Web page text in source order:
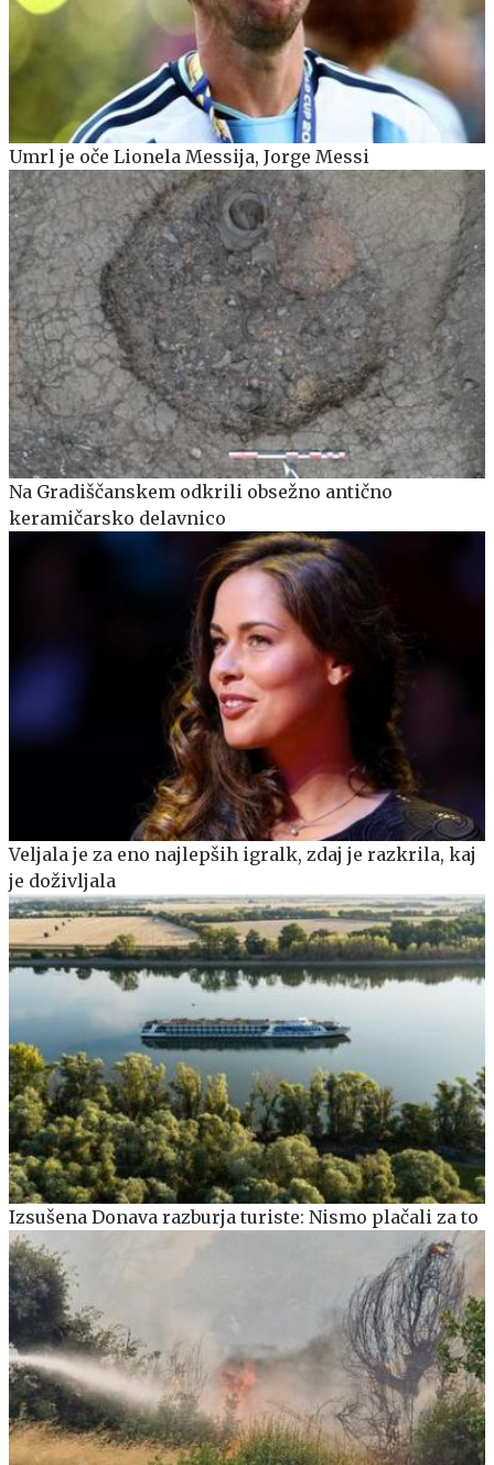
Umrl je oče Lionela Messija, Jorge Messi
Na Gradiščanskem odkrili obsežno antično
keramičarsko delavnico
Veljala je za eno najlepših igralk, zdaj je razkrila, kaj
je doživljala
Izsušena Donava razburja turiste: Nismo plačali za to